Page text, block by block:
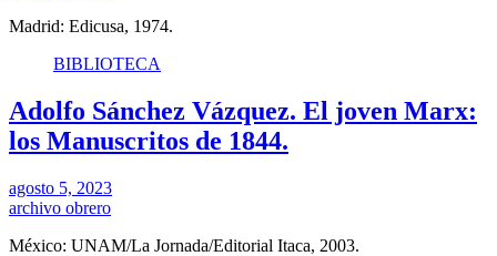
Madrid: Edicusa, 1974.
BIBLIOTECA
Adolfo Sánchez Vázquez. El joven Marx:
los Manuscritos de 1844.
agosto 5, 2023
archivo obrero
México: UNAM/La Jornada/Editorial Itaca, 2003.